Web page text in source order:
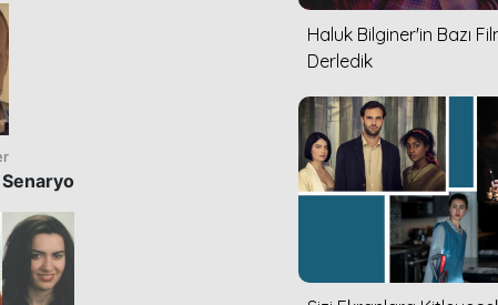
Senaryo
Haluk Bilginer'in Bazı
Derledik